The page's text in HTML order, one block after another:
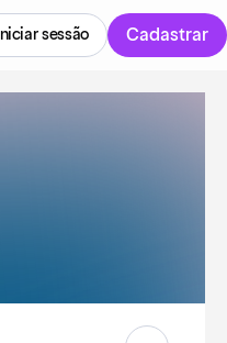
Cadastrar
Iniciar sessão